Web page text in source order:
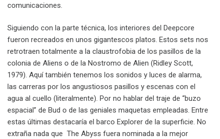
comunicaciones.
Siguiendo con la parte técnica, los interiores del Deepcore
fueron recreados en unos gigantescos platos. Estos sets nos
retrotraen totalmente a la claustrofobia de los pasillos de la
colonia de Aliens o de la Nostromo de Alien (Ridley Scott,
1979). Aquí también tenemos los sonidos y luces de alarma,
las carreras por los angustiosos pasillos y escenas con el
agua al cuello (literalmente). Por no hablar del traje de “buzo
espacial” de Bud o de las geniales maquetas empleadas. Entre
estas últimas destacaría el barco Explorer de la superficie. No
extraña nada que The Abyss fuera nominada a la mejor